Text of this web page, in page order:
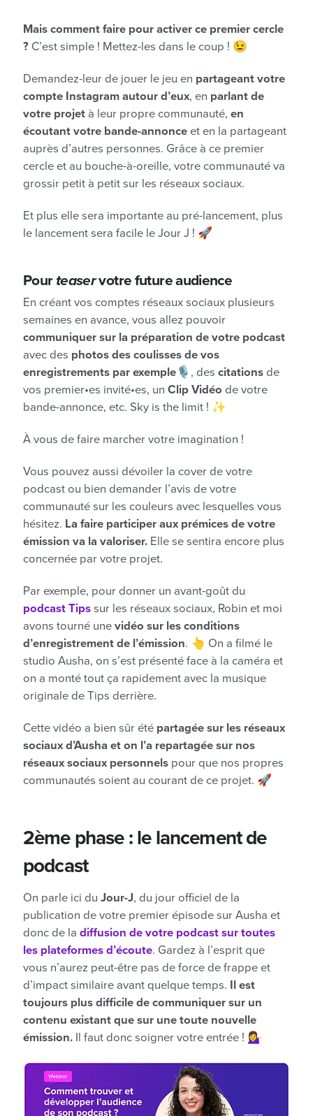
Mais comment faire pour activer ce premier cercle
? C’est simple ! Mettez-les dans le coup ! 😉
Demandez-leur de jouer le jeu en partageant votre
compte Instagram autour d’eux, en parlant de
votre projet à leur propre communauté, en
écoutant votre bande-annonce et en la partageant
auprès d’autres personnes. Grâce à ce premier
cercle et au bouche-à-oreille, votre communauté va
grossir petit à petit sur les réseaux sociaux.
Et plus elle sera importante au pré-lancement, plus
le lancement sera facile le Jour J ! 🚀
Pour teaservotre future audience
En créant vos comptes réseaux sociaux plusieurs
semaines en avance, vous allez pouvoir
communiquer sur la préparation de votre podcast
avec des photos des coulisses de vos
enregistrements par exemple 🎙️, des citations de
vos premier•es invité•es, un Clip Vidéo de votre
bande-annonce, etc. Sky is the limit ! ✨
À vous de faire marcher votre imagination !
Vous pouvez aussi dévoiler la cover de votre
podcast ou bien demander l’avis de votre
communauté sur les couleurs avec lesquelles vous
hésitez. La faire participer aux prémices de votre
émission va la valoriser. Elle se sentira encore plus
concernée par votre projet.
Par exemple, pour donner un avant-goût du
podcast Tips sur les réseaux sociaux, Robin et moi
avons tourné une vidéo sur les conditions
d’enregistrement de l’émission. 👆 On a filmé le
studio Ausha, on s’est présenté face à la caméra et
on a monté tout ça rapidement avec la musique
originale de Tips derrière.
Cette vidéo a bien sûr été partagée sur les réseaux
sociaux d’Ausha et on l’a repartagée sur nos
réseaux sociaux personnels pour que nos propres
communautés soient au courant de ce projet. 🚀
2ème phase : le lancementde
podcast
On parle ici du Jour-J, du jour officiel de la
publication de votre premier épisode sur Ausha et
donc de la diffusion de votre podcast sur toutes
les plateformes d’écoute. Gardez à l’esprit que
vous n’aurez peut-être pas de force de frappe et
d’impact similaire avant quelque temps. Il est
toujours plus difficile de communiquer sur un
contenu existant que sur une toute nouvelle
émission. Il faut donc soigner votre entrée ! 💁‍♀️